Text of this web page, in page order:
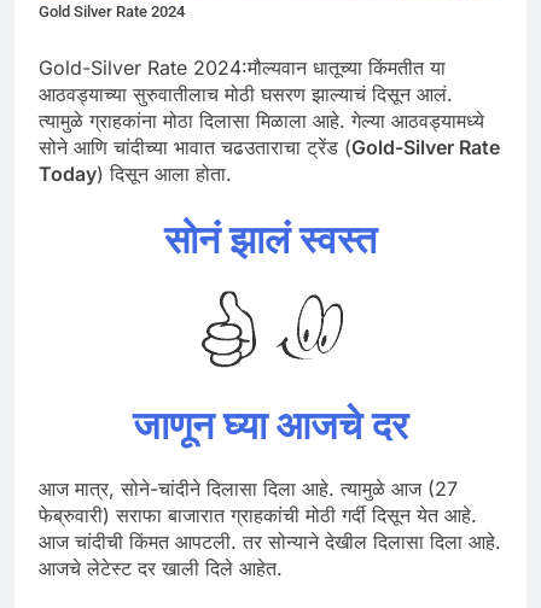
Gold Silver Rate 2024
Gold-Silver Rate 2024:मौल्यवान धातूच्या किंमतीत या
आठवड्याच्या सुरुवातीलाच मोठी घसरण झाल्याचं दिसून आलं.
त्यामुळे ग्राहकांना मोठा दिलासा मिळाला आहे. गेल्या आठवड्यामध्ये
सोने आणि चांदीच्या भावात चढउताराचा ट्रेंड (Gold-Silver Rate
Today) दिसून आला होता.
सोनं झालं स्वस्त
जाणून घ्या आजचे दर
आज मात्र, सोने-चांदीने दिलासा दिला आहे. त्यामुळे आज (27
फेब्रुवारी) सराफा बाजारात ग्राहकांची मोठी गर्दी दिसून येत आहे.
आज चांदीची किंमत आपटली. तर सोन्याने देखील दिलासा दिला आहे.
आजचे लेटेस्ट दर खाली दिले आहेत.